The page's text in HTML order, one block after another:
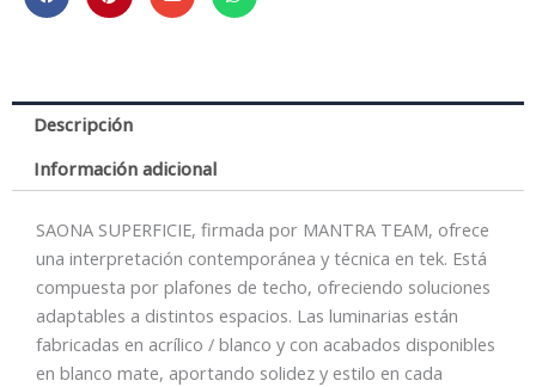
Redondo
-
4000K
cantidad
Descripción
Información adicional
SAONA SUPERFICIE, firmada por MANTRA TEAM, ofrece
una interpretación contemporánea y técnica en tek. Está
compuesta por plafones de techo, ofreciendo soluciones
adaptables a distintos espacios. Las luminarias están
fabricadas en acrílico / blanco y con acabados disponibles
en blanco mate, aportando solidez y estilo en cada